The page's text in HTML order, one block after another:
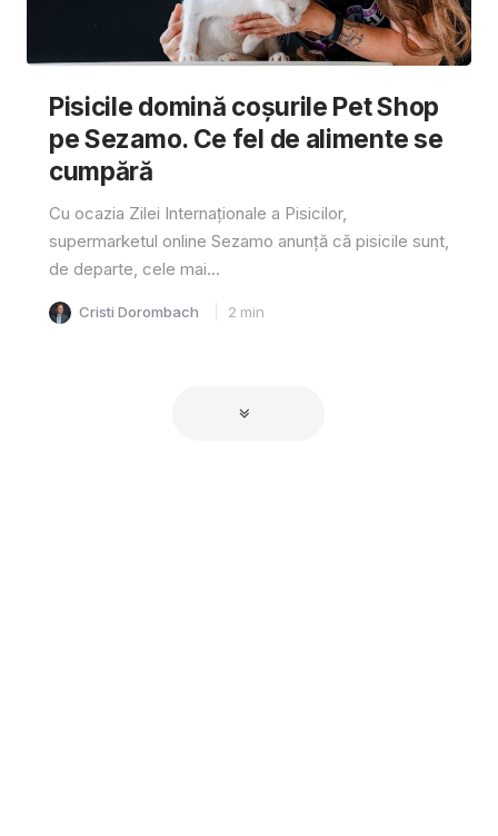
Pisicile domină coșurile Pet Shop
pe Sezamo. Ce fel de alimente se
cumpără
Cu ocazia Zilei Internaționale a Pisicilor,
supermarketul online Sezamo anunță că pisicile sunt,
de departe, cele mai...
Cristi Dorombach 2 min